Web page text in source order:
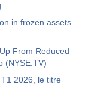
in frozen assets
From Reduced
(NYSE:TV)
2026, le titre